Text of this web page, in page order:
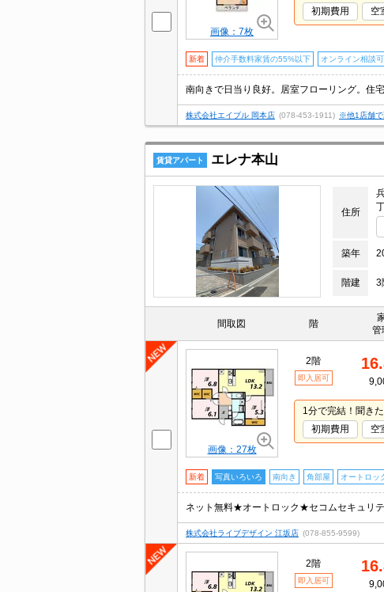
画像：7枚
初期費用
空
新着 仲介手数料家賃の55%以下 オンライン相談
株式会社エイブル 岡本店 (078-453-1911) ※他1店舗で
賃貸アパート エレナ本山
住所
築年
階建 3
間取図 階
管
画像：27枚
2階
即入居可
1分で完結！聞き
初期費用
空
新着 写真いろいろ 南向き 角部屋 オートロッ
ネット無料★オートロック★セコムセキュリ
株式会社ライブデザイン 江坂店 (078-855-9599)
2階
即入居可